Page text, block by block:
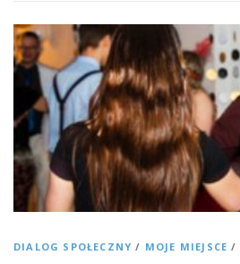
DIALOG SPOŁECZNY / MOJE MIEJSCE /